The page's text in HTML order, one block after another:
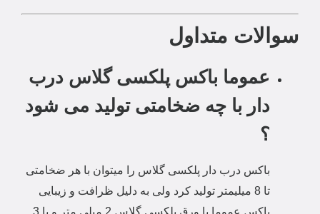
سوالات متداول
عموما باکس پلکسی گلاس درب
دار با چه ضخامتی تولید می شود
؟
باکس درب دار پلکسی گلاس را میتوان با هر ضخامتی
تا 8 میلیمتر تولید کرد ولی به دلیل ظرافت و زیبایی
باکس عموما با ورق پلکسی گلاس 2 میلی متر و یا 3